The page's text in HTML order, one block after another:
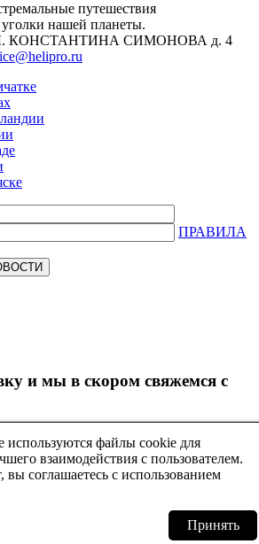
путешествия
нашей планеты.
КОНСТАНТИНА СИМОНОВА д. 4
ПРАВИЛА
и мы в скором свяжемся с
Согласие
данных
используются файлы cookie для
взаимодействия с пользователем.
вы соглашаетесь с использованием
Принять